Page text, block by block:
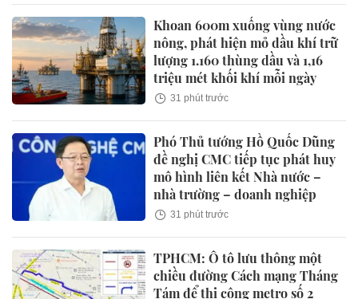
Khoan 600m xuống vùng nước
nông, phát hiện mỏ dầu khí trữ
lượng 1.160 thùng dầu và 1,16
triệu mét khối khí mỗi ngày
31 phút trước
Phó Thủ tướng Hồ Quốc Dũng
đề nghị CMC tiếp tục phát huy
mô hình liên kết Nhà nước –
nhà trường – doanh nghiệp
31 phút trước
TPHCM: Ô tô lưu thông một
chiều đường Cách mạng Tháng
Tám để thi công metro số 2